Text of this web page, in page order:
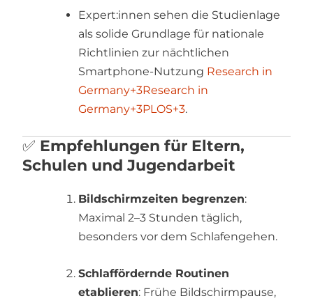
Expert:innen sehen die Studienlage
als solide Grundlage für nationale
Richtlinien zur nächtlichen
Smartphone-Nutzung Research in
Germany+3Research in
Germany+3PLOS+3.
✅ Empfehlungen für Eltern,
Schulen und Jugendarbeit
Bildschirmzeiten begrenzen:
Maximal 2–3 Stunden täglich,
besonders vor dem Schlafengehen.
Schlaffördernde Routinen
etablieren: Frühe Bildschirmpause,